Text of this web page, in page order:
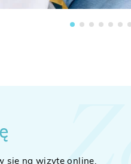
się na wizytę online.